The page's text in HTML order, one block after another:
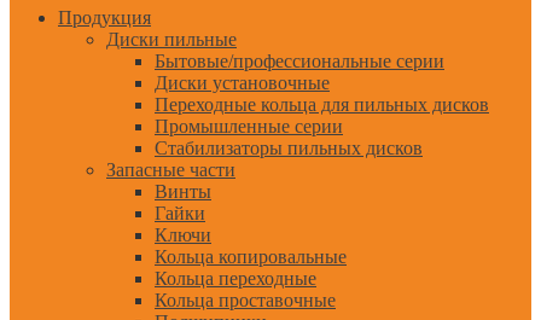
Продукция
Диски пильные
Бытовые/профессиональные серии
Диски установочные
Переходные кольца для пильных дисков
Промышленные серии
Стабилизаторы пильных дисков
Запасные части
Винты
Гайки
Ключи
Кольца копировальные
Кольца переходные
Кольца проставочные